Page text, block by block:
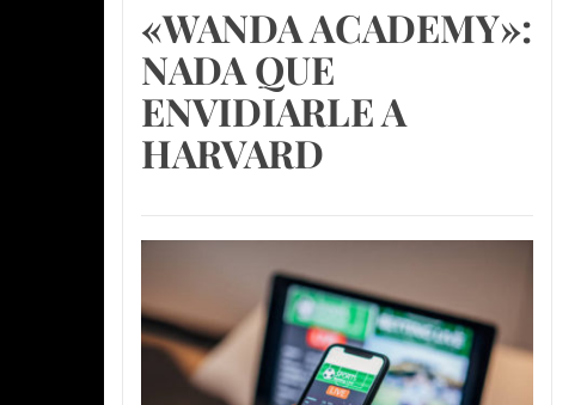
«WANDA ACADEMY»:
NADA QUE
ENVIDIARLE A
HARVARD